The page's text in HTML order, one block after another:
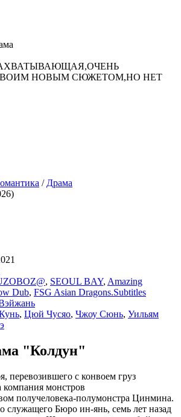
НОВЫМ СЮЖЕТОМ,НО НЕТ
/ Драма
, SEOUL BAY, Amazing
Dub, FSG Asian Dragons.Subtitles
, Цюй Чусяо, Чжоу Сюнь, Уильям
"Колдун"
перевозившего с конвоем груз
компания монстров
получеловека-полумонстра Цинмина.
служащего Бюро ин-янь, семь лет назад